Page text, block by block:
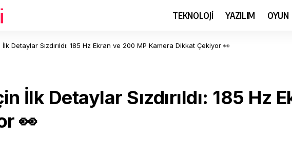
TEKNOLOJİ YAZILIM OYUN
Detaylar Sızdırıldı: 185 Hz Ekran ve 200 MP Kamera Dikkat Çekiyor 👀
İlk Detaylar Sızdırıldı: 185 Hz
👀